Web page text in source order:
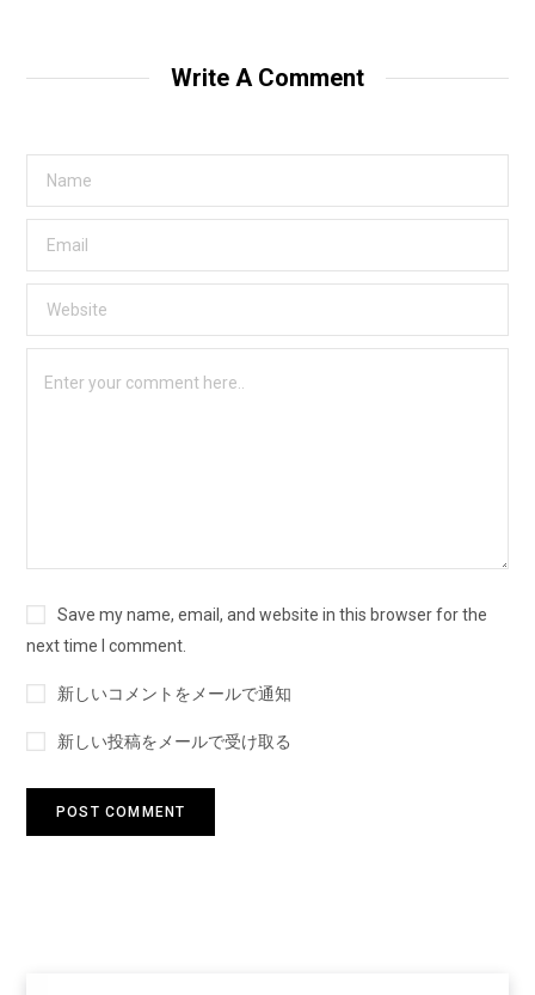
Write A Comment
Save my name, email, and website in this browser for the
next time I comment.
新しいコメントをメールで通知
新しい投稿をメールで受け取る